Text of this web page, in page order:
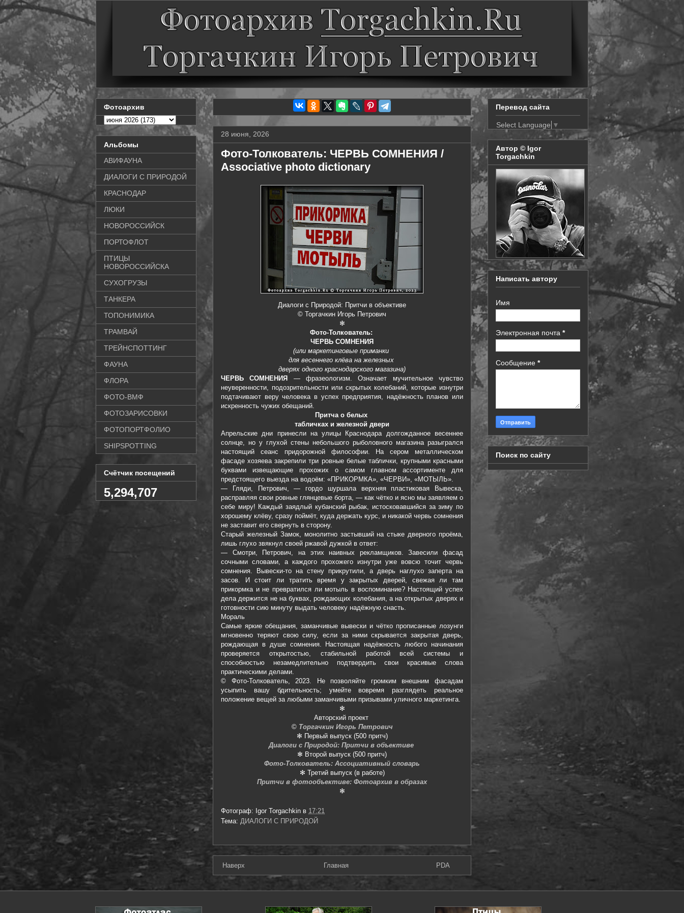
28 июня, 2026
Фото-Толкователь: ЧЕРВЬ СОМНЕНИЯ /
Associative photo dictionary
Диалоги с Природой: Притчи в объективе
© Торгачкин Игорь Петрович
✻
Фото-Толкователь:
ЧЕРВЬ СОМНЕНИЯ
(или маркетинговые приманки
для весеннего клёва на железных
дверях одного краснодарского магазина)
ЧЕРВЬ СОМНЕНИЯ
— фразеологизм. Означает мучительное чувство
неуверенности, подозрительности или скрытых колебаний, которые изнутри
подтачивают веру человека в успех предприятия, надёжность планов или
искренность чужих обещаний.
Притча о белых
табличках и железной двери
Апрельские дни принесли на улицы Краснодара долгожданное весеннее
солнце, но у глухой стены небольшого рыболовного магазина разыгрался
настоящий сеанс придорожной философии. На сером металлическом
фасаде хозяева закрепили три ровные белые таблички, крупными красными
буквами извещающие прохожих о самом главном ассортименте для
предстоящего выезда на водоём: «ПРИКОРМКА», «ЧЕРВИ», «МОТЫЛЬ».
— Гляди, Петрович, — гордо шуршала верхняя пластиковая Вывеска,
расправляя свои ровные глянцевые борта, — как чётко и ясно мы заявляем о
себе миру! Каждый заядлый кубанский рыбак, истосковавшийся за зиму по
хорошему клёву, сразу поймёт, куда держать курс, и никакой червь сомнения
не заставит его свернуть в сторону.
Старый железный Замок, монолитно застывший на стыке дверного проёма,
лишь глухо звякнул своей ржавой дужкой в ответ:
— Смотри, Петрович, на этих наивных рекламщиков. Завесили фасад
сочными словами, а каждого прохожего изнутри уже вовсю точит червь
сомнения. Вывески-то на стену прикрутили, а дверь наглухо заперта на
засов. И стоит ли тратить время у закрытых дверей, свежая ли там
прикормка и не превратился ли мотыль в воспоминание? Настоящий успех
дела держится не на буквах, рождающих колебания, а на открытых дверях и
готовности сию минуту выдать человеку надёжную снасть.
Мораль
Самые яркие обещания, заманчивые вывески и чётко прописанные лозунги
мгновенно теряют свою силу, если за ними скрывается закрытая дверь,
рождающая в душе сомнения. Настоящая надёжность любого начинания
проверяется открытостью, стабильной работой всей системы и
способностью незамедлительно подтвердить свои красивые слова
практическими делами.
© Фото-Толкователь, 2023. Не позволяйте громким внешним фасадам
усыпить вашу бдительность; умейте вовремя разглядеть реальное
положение вещей за любыми заманчивыми призывами уличного маркетинга.
✻
Авторский проект
© Торгачкин Игорь Петрович
✻ Первый выпуск (500 притч)
Диалоги с Природой: Притчи в объективе
✻ Второй выпуск (500 притч)
Фото-Толкователь: Ассоциативный словарь
✻ Третий выпуск (в работе)
Притчи в фотообъективе: Фотоархив в образах
✻
Фотограф: Igor Torgachkin в 17:21
Тема: ДИАЛОГИ С ПРИРОДОЙ
Наверх Главная PDA
Фотоархив
Альбомы
АВИФАУНА
ДИАЛОГИ С ПРИРОДОЙ
КРАСНОДАР
ЛЮКИ
НОВОРОССИЙСК
ПОРТОФЛОТ
ПТИЦЫ
НОВОРОССИЙСКА
СУХОГРУЗЫ
ТАНКЕРА
ТОПОНИМИКА
ТРАМВАЙ
ТРЕЙНСПОТТИНГ
ФАУНА
ФЛОРА
ФОТО-ВМФ
ФОТОЗАРИСОВКИ
ФОТОПОРТФОЛИО
SHIPSPOTTING
Счётчик посещений
5,294,707
Перевод сайта
Select Language ▼
Автор © Igor
Torgachkin
Написать автору
Имя
Электронная почта *
Сообщение *
Поиск по сайту